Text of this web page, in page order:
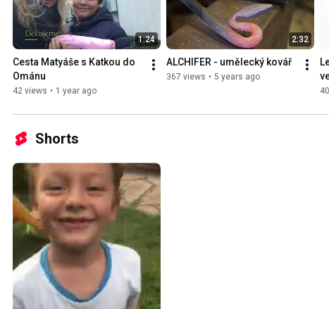
1:24
Cesta Matyáše s Katkou do
Ománu
42 views • 1 year ago
2:32
ALCHIFER - umělecký kovář
367 views • 5 years ago
Shorts